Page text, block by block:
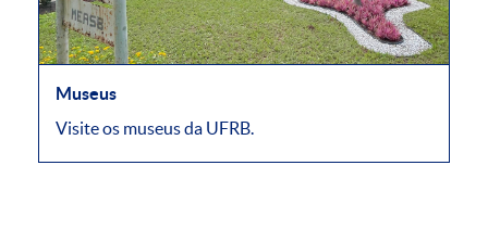
Museus
Visite os museus da UFRB.